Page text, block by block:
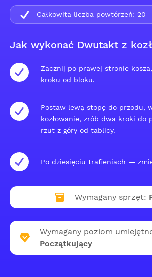
Jak wykonać Dwutakt z
Zacznij po prawej stronie
kroku od bloku.
Postaw lewą stopę do przodu,
kozłowanie, zrób dwa kroki do
rzut z góry od tablicy.
Po dziesięciu trafieniach —
Wymagany sprzęt:
Wymagany poziom
Początkujący
Całkowita liczba powtórzeń: 20